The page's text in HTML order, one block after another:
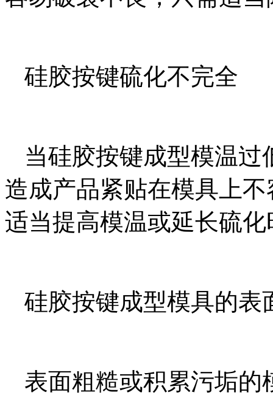
硅胶按键硫化不完全
当硅胶按键成型模温
造成产品紧贴在模具上
适当提高模温或延长硫
硅胶按键成型模具的表
表面粗糙或积累污垢的